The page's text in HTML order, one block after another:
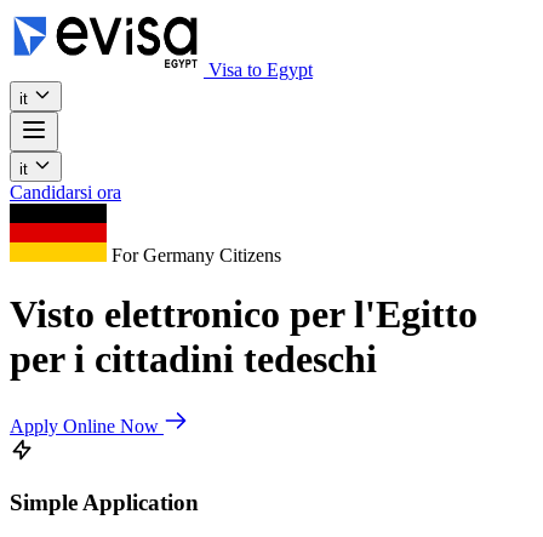
Visa to Egypt
it
it
Candidarsi ora
For Germany Citizens
Visto elettronico per l'Egitto
per i cittadini tedeschi
Apply Online Now
Simple Application